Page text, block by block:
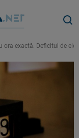
ora exactă. Deficitul de